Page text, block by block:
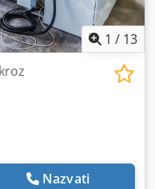
1 / 13
Nazvati